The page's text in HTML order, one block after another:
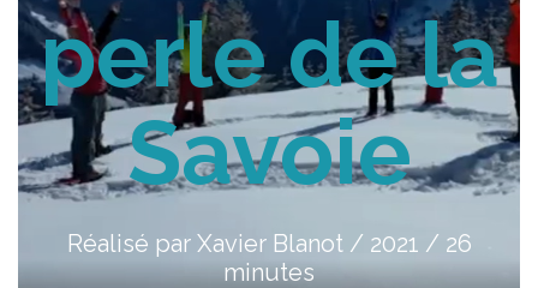
perle de la
Savoie
Réalisé par Xavier Blanot / 2021 / 26
minutes